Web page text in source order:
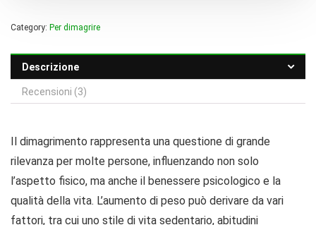
Category: Per dimagrire
Descrizione
Recensioni (3)
Il dimagrimento rappresenta una questione di grande
rilevanza per molte persone, influenzando non solo
l’aspetto fisico, ma anche il benessere psicologico e la
qualità della vita. L’aumento di peso può derivare da vari
fattori, tra cui uno stile di vita sedentario, abitudini